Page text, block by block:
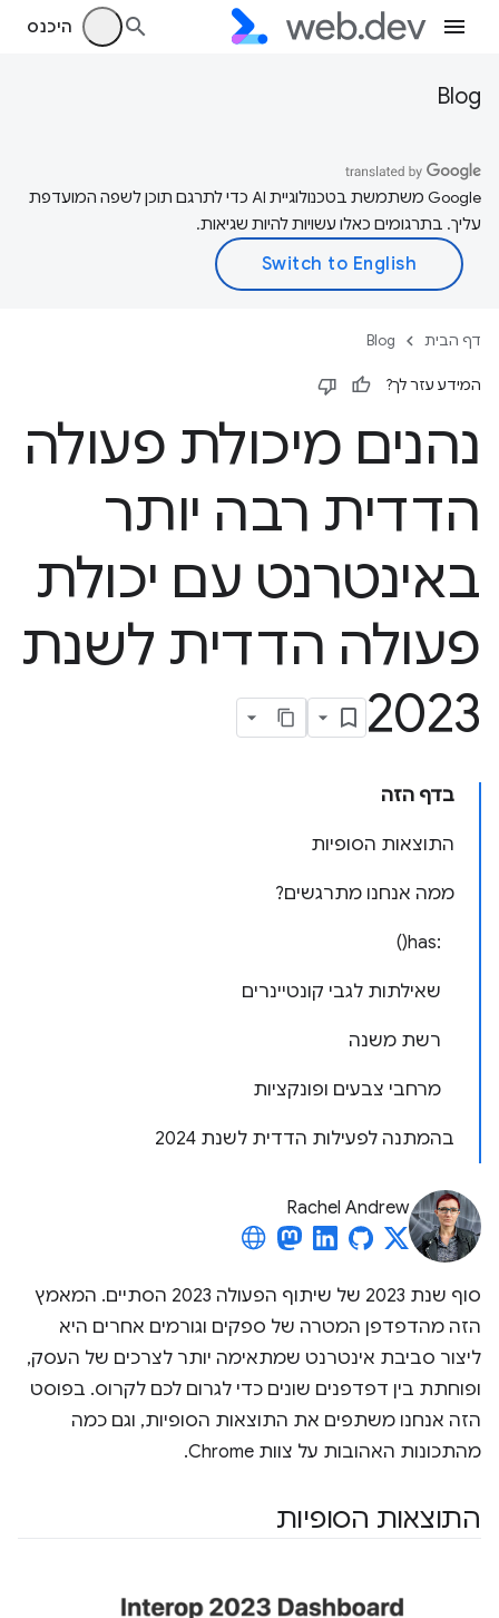
היכנס
Blog
‫Google משתמשת בטכנולוגיית AI כדי לתרגם תוכן לשפה המועדפת
עליך. בתרגומים כאלו עשויות להיות שגיאות.
דף הבית Blog
המידע עזר לך?
נהנים מיכולת פעולה
הדדית רבה יותר
באינטרנט עם יכולת
פעולה הדדית לשנת
2023
בדף הזה
התוצאות הסופיות
ממה אנחנו מתרגשים?
:has()
שאילתות לגבי קונטיינרים
רשת משנה
מרחבי צבעים ופונקציות
בהמתנה לפעילות הדדית לשנת 2024
Rachel Andrew
סוף שנת 2023 של שיתוף הפעולה 2023 הסתיים. המאמץ
הזה מהדפדפן המטרה של ספקים וגורמים אחרים היא
ליצור סביבת אינטרנט שמתאימה יותר לצרכים של העסק,
ופוחתת בין דפדפנים שונים כדי לגרום לכם לקרוס. בפוסט
הזה אנחנו משתפים את התוצאות הסופיות, וגם כמה
מהתכונות האהובות על צוות Chrome.
התוצאות הסופיות